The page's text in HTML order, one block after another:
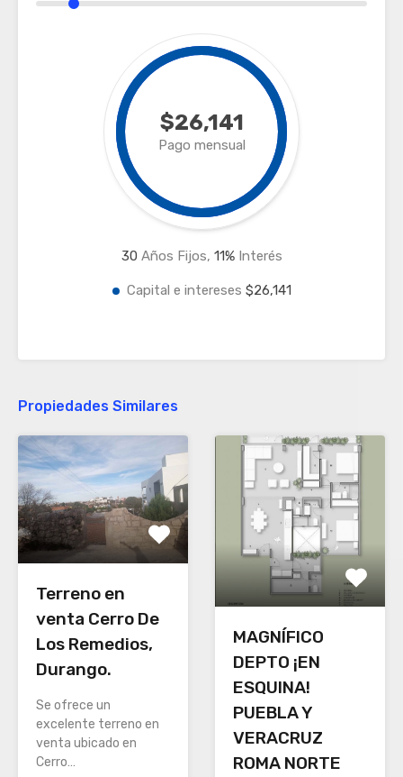
$26,141
Pago mensual
30 Años Fijos, 11%Interés
Capital e intereses $26,141
Propiedades Similares
Terreno en
venta Cerro De
Los Remedios,
Durango.
Se ofrece un
excelente terreno en
venta ubicado en
Cerro…
MAGNÍFICO
DEPTO ¡EN
ESQUINA!
PUEBLA Y
VERACRUZ
ROMA NORTE